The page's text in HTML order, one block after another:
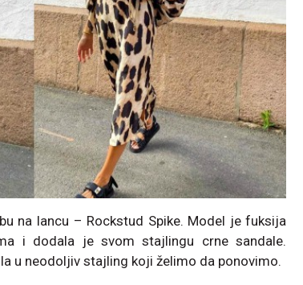
na lancu – Rockstud Spike. Model je fuksija
i dodala je svom stajlingu crne sandale.
u neodoljiv stajling koji želimo da ponovimo.